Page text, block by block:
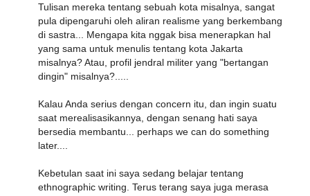
Tulisan mereka tentang sebuah kota misalnya, sangat
pula dipengaruhi oleh aliran realisme yang berkembang
di sastra... Mengapa kita nggak bisa menerapkan hal
yang sama untuk menulis tentang kota Jakarta
misalnya? Atau, profil jendral militer yang "bertangan
dingin" misalnya?.....
Kalau Anda serius dengan concern itu, dan ingin suatu
saat merealisasikannya, dengan senang hati saya
bersedia membantu... perhaps we can do something
later....
Kebetulan saat ini saya sedang belajar tentang
ethnographic writing. Terus terang saya juga merasa